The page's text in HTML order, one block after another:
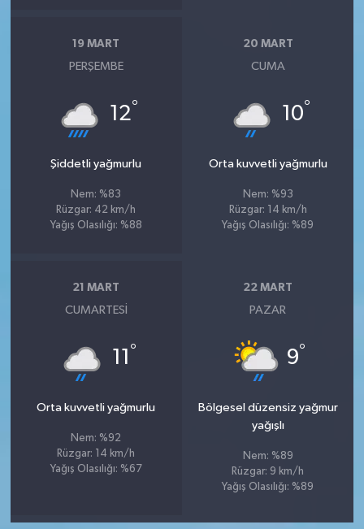
19 MART
PERŞEMBE
12°
Şiddetli yağmurlu
Nem: %83
Rüzgar: 42 km/h
Yağış Olasılığı: %88
20 MART
CUMA
10°
Orta kuvvetli yağmurlu
Nem: %93
Rüzgar: 14 km/h
Yağış Olasılığı: %89
21 MART
CUMARTESI
11 °
Orta kuvvetli yağmurlu
Nem: %92
Rüzgar: 14 km/h
Yağış Olasılığı: %67
22 MART
PAZAR
9°
Bölgesel düzensiz yağmur
yağışlı
Nem: %89
Rüzgar: 9 km/h
Yağış Olasılığı: %89